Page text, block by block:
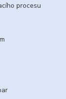
procesu